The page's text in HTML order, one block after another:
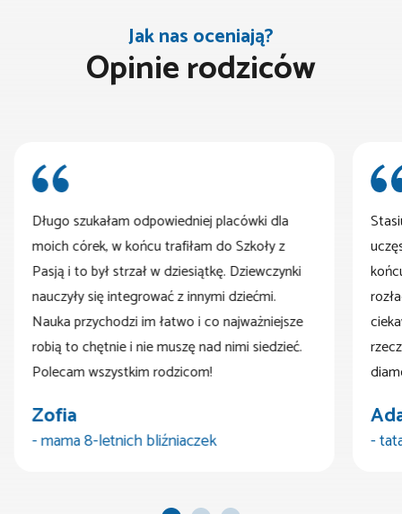
Jak nas oceniają?
Opinie rodziców
Długo szukałam odpowiedniej placówki dla
moich córek, w końcu trafiłam do Szkoły z
Pasją i to był strzał w dziesiątkę. Dziewczynki
nauczyły się integrować z innymi dziećmi.
Nauka przychodzi im łatwo i co najważniejsze
robią to chętnie i nie muszę nad nimi siedzieć.
Polecam wszystkim rodzicom!
Zofia
- mama 8-letnich bliźniaczek -